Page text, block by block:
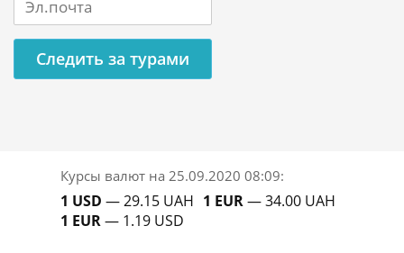
Следить за турами
Курсы валют на 25.09.2020 08:09:
1 USD — 29.15 UAH
1 EUR— 1.19 USD
1 EUR— 34.00 UAH